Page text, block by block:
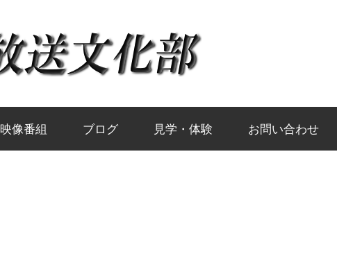
映像番組 ブログ 見学・体験 お問い合わせ